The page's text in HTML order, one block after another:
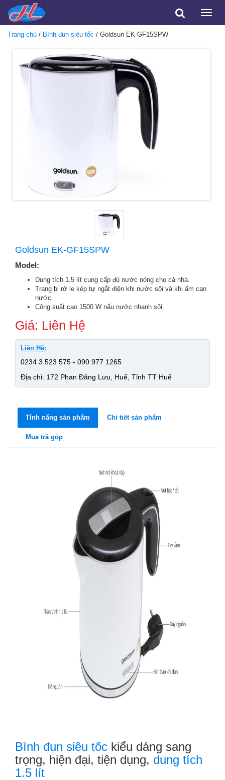
Toggle
Trang chủ / Bình đun siêu tốc / Goldsun EK-GF15SPW
Goldsun EK-GF15SPW
Model:
Dung tích 1.5 lít cung cấp đủ nước nóng cho cả nhà.
Trang bị rờ le kép tự ngắt điện khi nước sôi và khi ấm cạn
nước.
Công suất cao 1500 W nấu nước nhanh sôi.
Giá: Liên Hệ
Liên Hệ:
0234 3 523 575 - 090 977 1265
Địa chỉ: 172 Phan Đăng Lưu, Huế, Tỉnh TT Huế
Tính năng sản phẩm Chi tiết sản phẩm
Mua trả góp
Bình đun siêu tốc kiểu dáng sang
trọng, hiện đại, tiện dụng, dung tích
1.5 lít